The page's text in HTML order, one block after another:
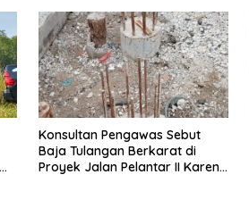
Konsultan Pengawas Sebut
Baja Tulangan Berkarat di
Proyek Jalan Pelantar II Karena